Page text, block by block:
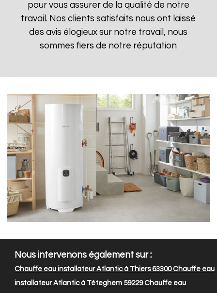
pour vous assurer de la qualité de notre
travail. Nos clients satisfaits nous ont laissé
des avis élogieux sur notre travail, nous
sommes fiers de notre réputation
Nous intervenons également sur :
Chauffe eau installateur Atlantic à Thiers 63300Chauffe eau
installateur Atlantic à Téteghem 59229Chauffe eau